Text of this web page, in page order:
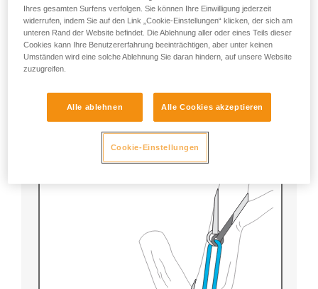
Der Partner oder die Partnerin bereitet seinen
ZIGZAG mit einem Prusikknoten vor, um die
verunfallte Person sofort aushängen und abseilen zu
Prusikknotens weder die anwendende noch die
verunfallte Person in Gefahr bringen.
Ihres gesamten Surfens verfolgen. Sie können Ihre Einwilligung jederzeit
widerrufen, indem Sie auf den Link „Cookie-Einstellungen“ klicken, der sich am
unteren Rand der Website befindet. Die Ablehnung aller oder eines Teils dieser
Cookies kann Ihre Benutzererfahrung beeinträchtigen, aber unter keinen
Umständen wird eine solche Ablehnung Sie daran hindern, auf unsere Website
zuzugreifen.
Alle ablehnen Alle Cookies akzeptieren
Cookie-Einstellungen